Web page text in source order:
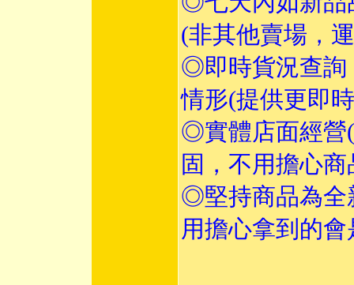
(非其他賣場，
◎即時貨況查詢
情形(提供更即
◎實體店面經營
固，不用擔心
◎堅持商品為全
用擔心拿到的